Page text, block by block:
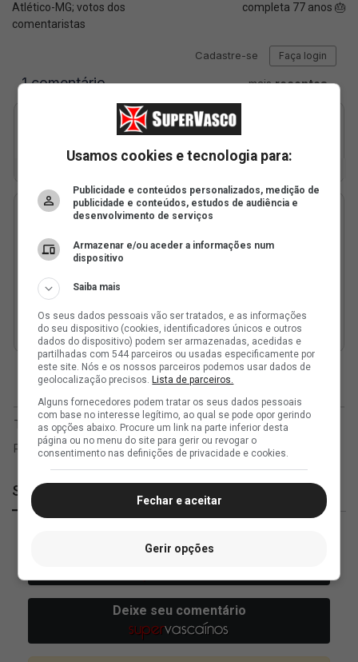
Atlético-MG; votos dos
comentaristas
completa 77 anos 🎂
SuperVasco
Usamos cookies e tecnologia para:
Publicidade e conteúdos personalizados, medição de
publicidade e conteúdos, estudos de audiência e
desenvolvimento de serviços
Armazenar e/ou aceder a informações num
dispositivo
Saiba mais
Os seus dados pessoais vão ser tratados, e as informações
do seu dispositivo (cookies, identificadores únicos e outros
dados do dispositivo) podem ser armazenadas, acedidas e
partilhadas com 544 parceiros ou usadas especificamente por
este site. Nós e os nossos parceiros podemos usar dados de
geolocalização precisos.Lista de parceiros.
Alguns fornecedores podem tratar os seus dados pessoais
com base no interesse legítimo, ao qual se pode opor gerindo
as opções abaixo. Procure um link na parte inferior desta
página ou no menu do site para gerir ou revogar o
consentimento nas definições de privacidade e cookies.
Fechar e aceitar
Gerir opções